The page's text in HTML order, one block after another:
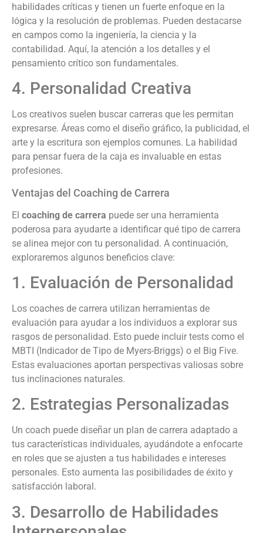
habilidades críticas y tienen un fuerte enfoque en la
lógica y la resolución de problemas. Pueden destacarse
en campos como la ingeniería, la ciencia y la
contabilidad. Aquí, la atención a los detalles y el
pensamiento crítico son fundamentales.
4. Personalidad Creativa
Los creativos suelen buscar carreras que les permitan
expresarse. Áreas como el diseño gráfico, la publicidad, el
arte y la escritura son ejemplos comunes. La habilidad
para pensar fuera de la caja es invaluable en estas
profesiones.
Ventajas del Coaching de Carrera
El coaching de carrera puede ser una herramienta
poderosa para ayudarte a identificar qué tipo de carrera
se alinea mejor con tu personalidad. A continuación,
exploraremos algunos beneficios clave:
1. Evaluación de Personalidad
Los coaches de carrera utilizan herramientas de
evaluación para ayudar a los individuos a explorar sus
rasgos de personalidad. Esto puede incluir tests como el
MBTI (Indicador de Tipo de Myers-Briggs) o el Big Five.
Estas evaluaciones aportan perspectivas valiosas sobre
tus inclinaciones naturales.
2. Estrategias Personalizadas
Un coach puede diseñar un plan de carrera adaptado a
tus características individuales, ayudándote a enfocarte
en roles que se ajusten a tus habilidades e intereses
personales. Esto aumenta las posibilidades de éxito y
satisfacción laboral.
3. Desarrollo de Habilidades